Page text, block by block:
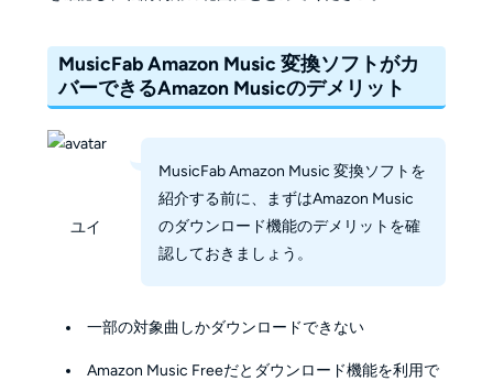
MusicFab Amazon Music 変換ソフトがカ
バーできるAmazon Musicのデメリット
ユイ
MusicFab Amazon Music 変換ソフトを
紹介する前に、まずはAmazon Music
のダウンロード機能のデメリットを確
認しておきましょう。
一部の対象曲しかダウンロードできない
Amazon Music Freeだとダウンロード機能を利用で